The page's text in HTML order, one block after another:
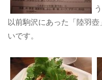
う
以前駒沢にあった「陸羽
いです。